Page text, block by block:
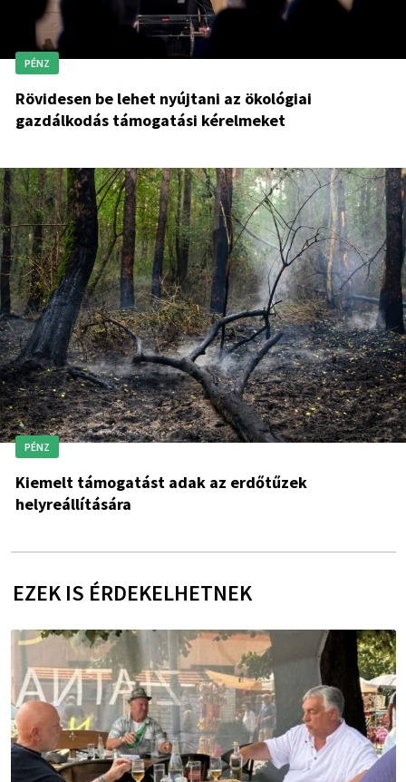
PÉNZ
Rövidesen be lehet nyújtani az ökológiai
gazdálkodás támogatási kérelmeket
PÉNZ
Kiemelt támogatást adak az erdőtűzek
helyreállítására
EZEK IS ÉRDEKELHETNEK